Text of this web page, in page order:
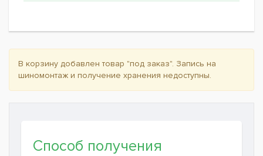
В корзину добавлен товар "под заказ". Запись на
шиномонтаж и получение хранения недоступны.
Способ получения